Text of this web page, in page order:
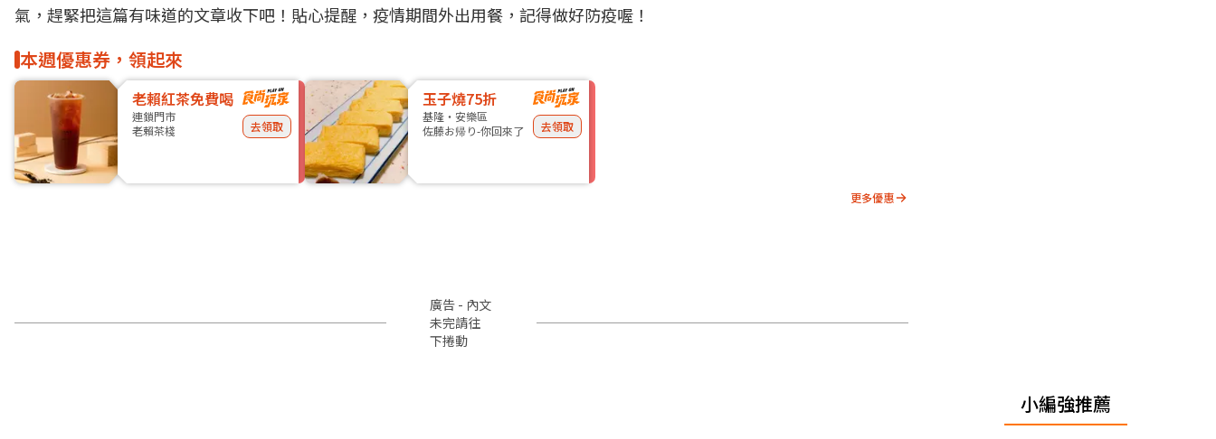
氣，趕緊把這篇有味道的文章收下吧！貼心提醒，疫情期間外出用餐，記得做好防疫喔！
本週優惠券，領起來
老賴紅茶免費喝
連鎖門市
老賴茶棧
去領取
玉子燒75折
基隆・安樂區
佐藤お帰り-你回來了
去領取
更多優惠
廣告 - 內文
未完請往
下捲動
小編強推薦